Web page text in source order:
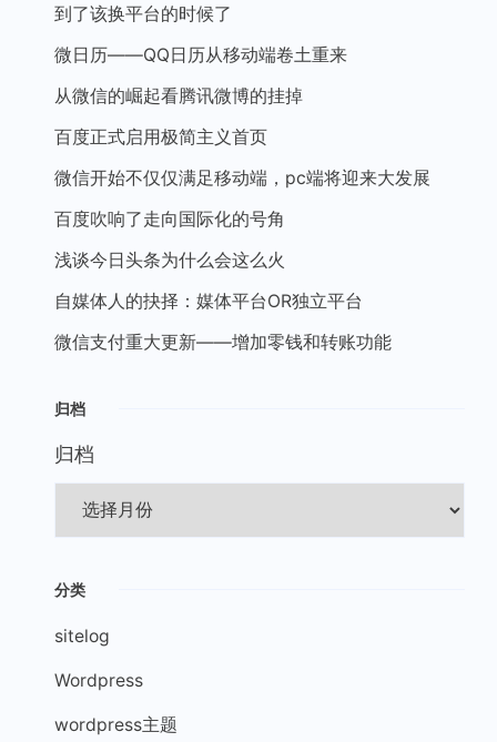
到了该换平台的时候了
微日历——QQ日历从移动端卷土重来
从微信的崛起看腾讯微博的挂掉
百度正式启用极简主义首页
微信开始不仅仅满足移动端，pc端将迎来大发展
百度吹响了走向国际化的号角
浅谈今日头条为什么会这么火
自媒体人的抉择：媒体平台OR独立平台
微信支付重大更新——增加零钱和转账功能
归档
归档
分类
sitelog
Wordpress
wordpress主题